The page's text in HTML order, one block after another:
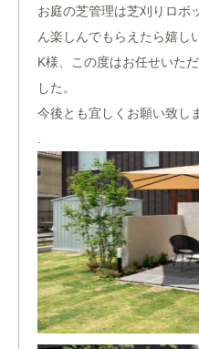
お庭の芝管理は芝刈りロボ
ん楽しんでもらえたら嬉し
K様、この度はお任せいた
した。
今後とも宜しくお願い致し
.